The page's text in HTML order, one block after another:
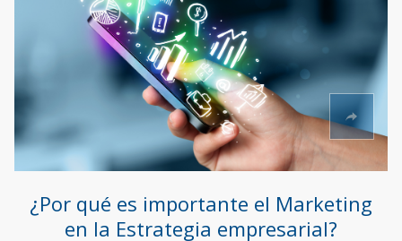
¿Por qué es importante el Marketing
en la Estrategia empresarial?